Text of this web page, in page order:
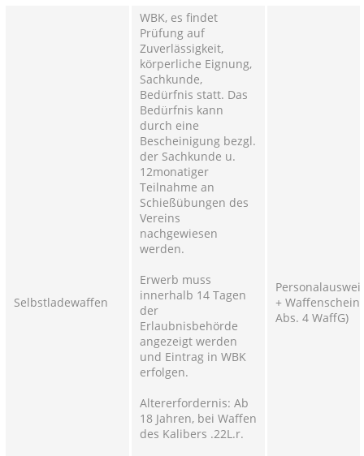
Selbstladewaffen
WBK, es findet
Prüfung auf
Zuverlässigkeit,
körperliche Eignung,
Sachkunde,
Bedürfnis statt. Das
Bedürfnis kann
durch eine
Bescheinigung bezgl.
der Sachkunde u.
12monatiger
Teilnahme an
Schießübungen des
Vereins
nachgewiesen
werden.
Erwerb muss
innerhalb 14 Tagen
der
Erlaubnisbehörde
angezeigt werden
und Eintrag in WBK
erfolgen.
Altererfordernis: Ab
18 Jahren, bei Waffen
des Kalibers .22L.r.
+ Waffenschein
Abs. 4 WaffG)